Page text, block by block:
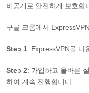
비공개로 안전하게 보호합
구글 크롬에서
Step 1: ExpressVPN을 다
Step 2: 가입하고 올바른
하여 계속 진행합니다.